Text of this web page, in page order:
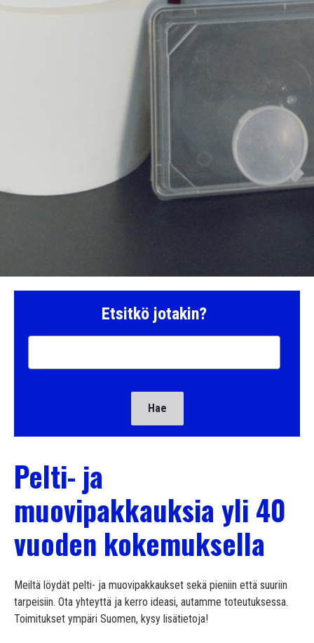
Etsitkö jotakin?
Pelti- ja
muovipakkauksia yli 40
vuoden kokemuksella
Meiltä löydät pelti- ja muovipakkaukset sekä pieniin että suuriin
tarpeisiin. Ota yhteyttä ja kerro ideasi, autamme toteutuksessa.
Toimitukset ympäri Suomen, kysy lisätietoja!